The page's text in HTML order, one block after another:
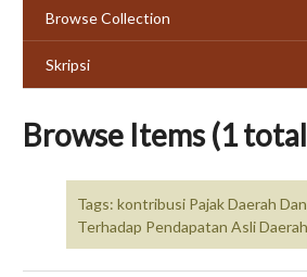
Browse Collection
Skripsi
Browse Items (1
Tags: kontribusi Pajak Daerah
Terhadap Pendapatan Asli